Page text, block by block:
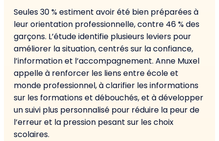
Seules 30 % estiment avoir été bien préparées à
leur orientation professionnelle, contre 46 % des
garçons. L’étude identifie plusieurs leviers pour
améliorer la situation, centrés sur la confiance,
l’information et l’accompagnement. Anne Muxel
appelle à renforcer les liens entre école et
monde professionnel, à clarifier les informations
sur les formations et débouchés, et à développer
un suivi plus personnalisé pour réduire la peur de
l’erreur et la pression pesant sur les choix
scolaires.